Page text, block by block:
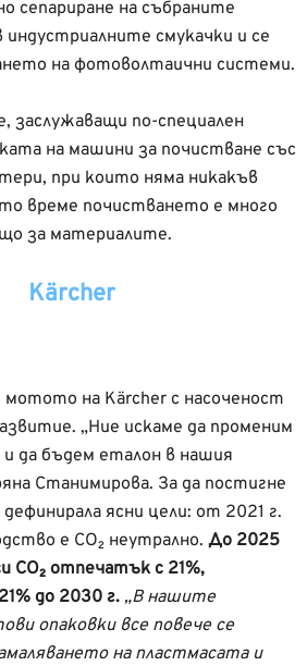
сепариране на събраните
смукачки и се
на фотоволтаични системи.
заслужаващи по-специален
на машини за почистване със
при които няма никакъв
време почистването е много
за материалите.
на Kärcher с насоченост
„Ние искаме да променим
да бъдем еталон в нашия
Станимирова. За да постигне
ясни цели: от 2021 г.
е CO₂ неутрално. До 2025
CO₂ отпечатък с 21%,
до 2030 г. „В нашите
опаковки все повече се
на пластмасата и